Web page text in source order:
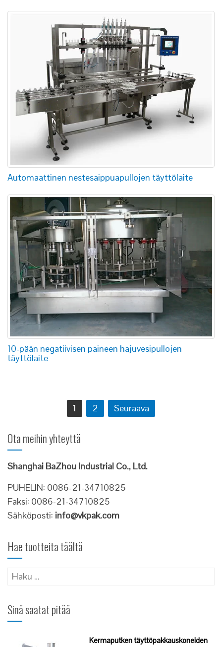
Automaattinen nestesaippuapullojen täyttölaite
10-pään negatiivisen paineen hajuvesipullojen
täyttölaite
1 2 Seuraava
Ota meihin yhteyttä
Shanghai BaZhou Industrial Co., Ltd.
PUHELIN: 0086-21-34710825
Faksi: 0086-21-34710825
Sähköposti: info@vkpak.com
Hae tuotteita täältä
Haku:
Sinä saatat pitää
Kermaputken täyttöpakkauskoneiden